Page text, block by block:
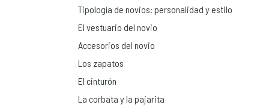
Tipología de novios: personalidad y estilo
El vestuario del novio
Accesorios del novio
Los zapatos
El cinturón
La corbata y la pajarita